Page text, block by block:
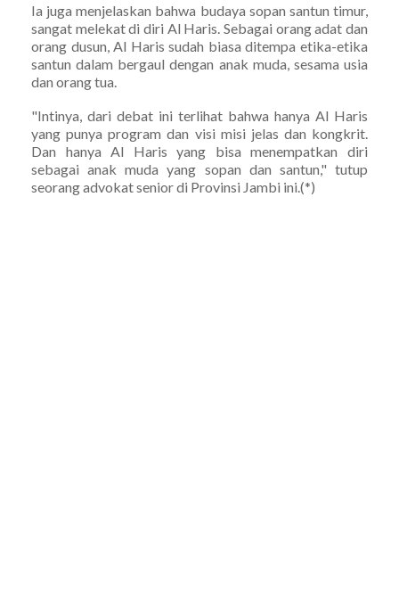
Ia juga menjelaskan bahwa budaya sopan santun timur,
sangat melekat di diri Al Haris. Sebagai orang adat dan
orang dusun, Al Haris sudah biasa ditempa etika-etika
santun dalam bergaul dengan anak muda, sesama usia
dan orang tua.
"Intinya, dari debat ini terlihat bahwa hanya Al Haris
yang punya program dan visi misi jelas dan kongkrit.
Dan hanya Al Haris yang bisa menempatkan diri
sebagai anak muda yang sopan dan santun," tutup
seorang advokat senior di Provinsi Jambi ini.(*)